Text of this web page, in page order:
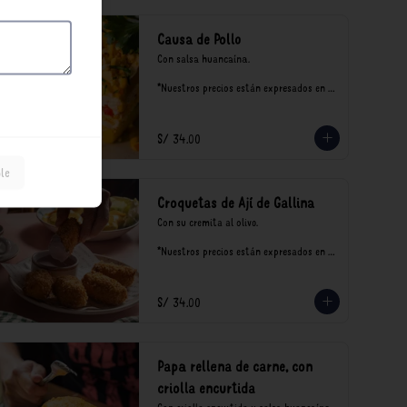
Causa de Pollo
Con salsa huancaína.
*Nuestros precios están expresados en
S/ 34.00
Croquetas de Ají de Gallina
Con su cremita al olivo.
*Nuestros precios están expresados en
S/ 34.00
Papa rellena de carne, con
criolla encurtida